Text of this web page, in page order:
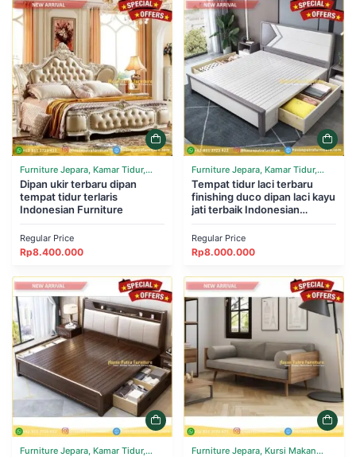
Furniture Jepara, Kamar Tidur,
Tempat Tidur
Dipan ukir terbaru dipan
tempat tidur terlaris
Indonesian Furniture
Regular Price
Rp8.400.000
Furniture Jepara, Kamar Tidur,
Tempat Tidur
Tempat tidur laci terbaru
finishing duco dipan laci kayu
jati terbaik Indonesian
Regular Price
Rp8.000.000
Furniture Jepara, Kamar Tidur,
Furniture Jepara, Kursi Makan